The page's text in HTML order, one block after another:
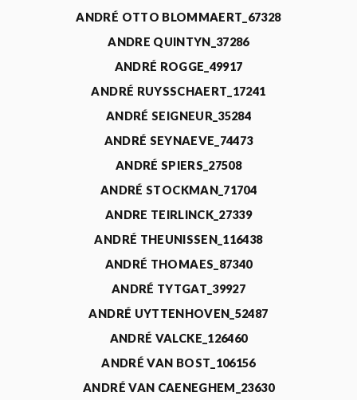
ANDRÉ OTTO BLOMMAERT_67328
ANDRE QUINTYN_37286
ANDRÉ ROGGE_49917
ANDRÉ RUYSSCHAERT_17241
ANDRÉ SEIGNEUR_35284
ANDRÉ SEYNAEVE_74473
ANDRÉ SPIERS_27508
ANDRÉ STOCKMAN_71704
ANDRE TEIRLINCK_27339
ANDRÉ THEUNISSEN_116438
ANDRÉ THOMAES_87340
ANDRÉ TYTGAT_39927
ANDRÉ UYTTENHOVEN_52487
ANDRÉ VALCKE_126460
ANDRÉ VAN BOST_106156
ANDRÉ VAN CAENEGHEM_23630